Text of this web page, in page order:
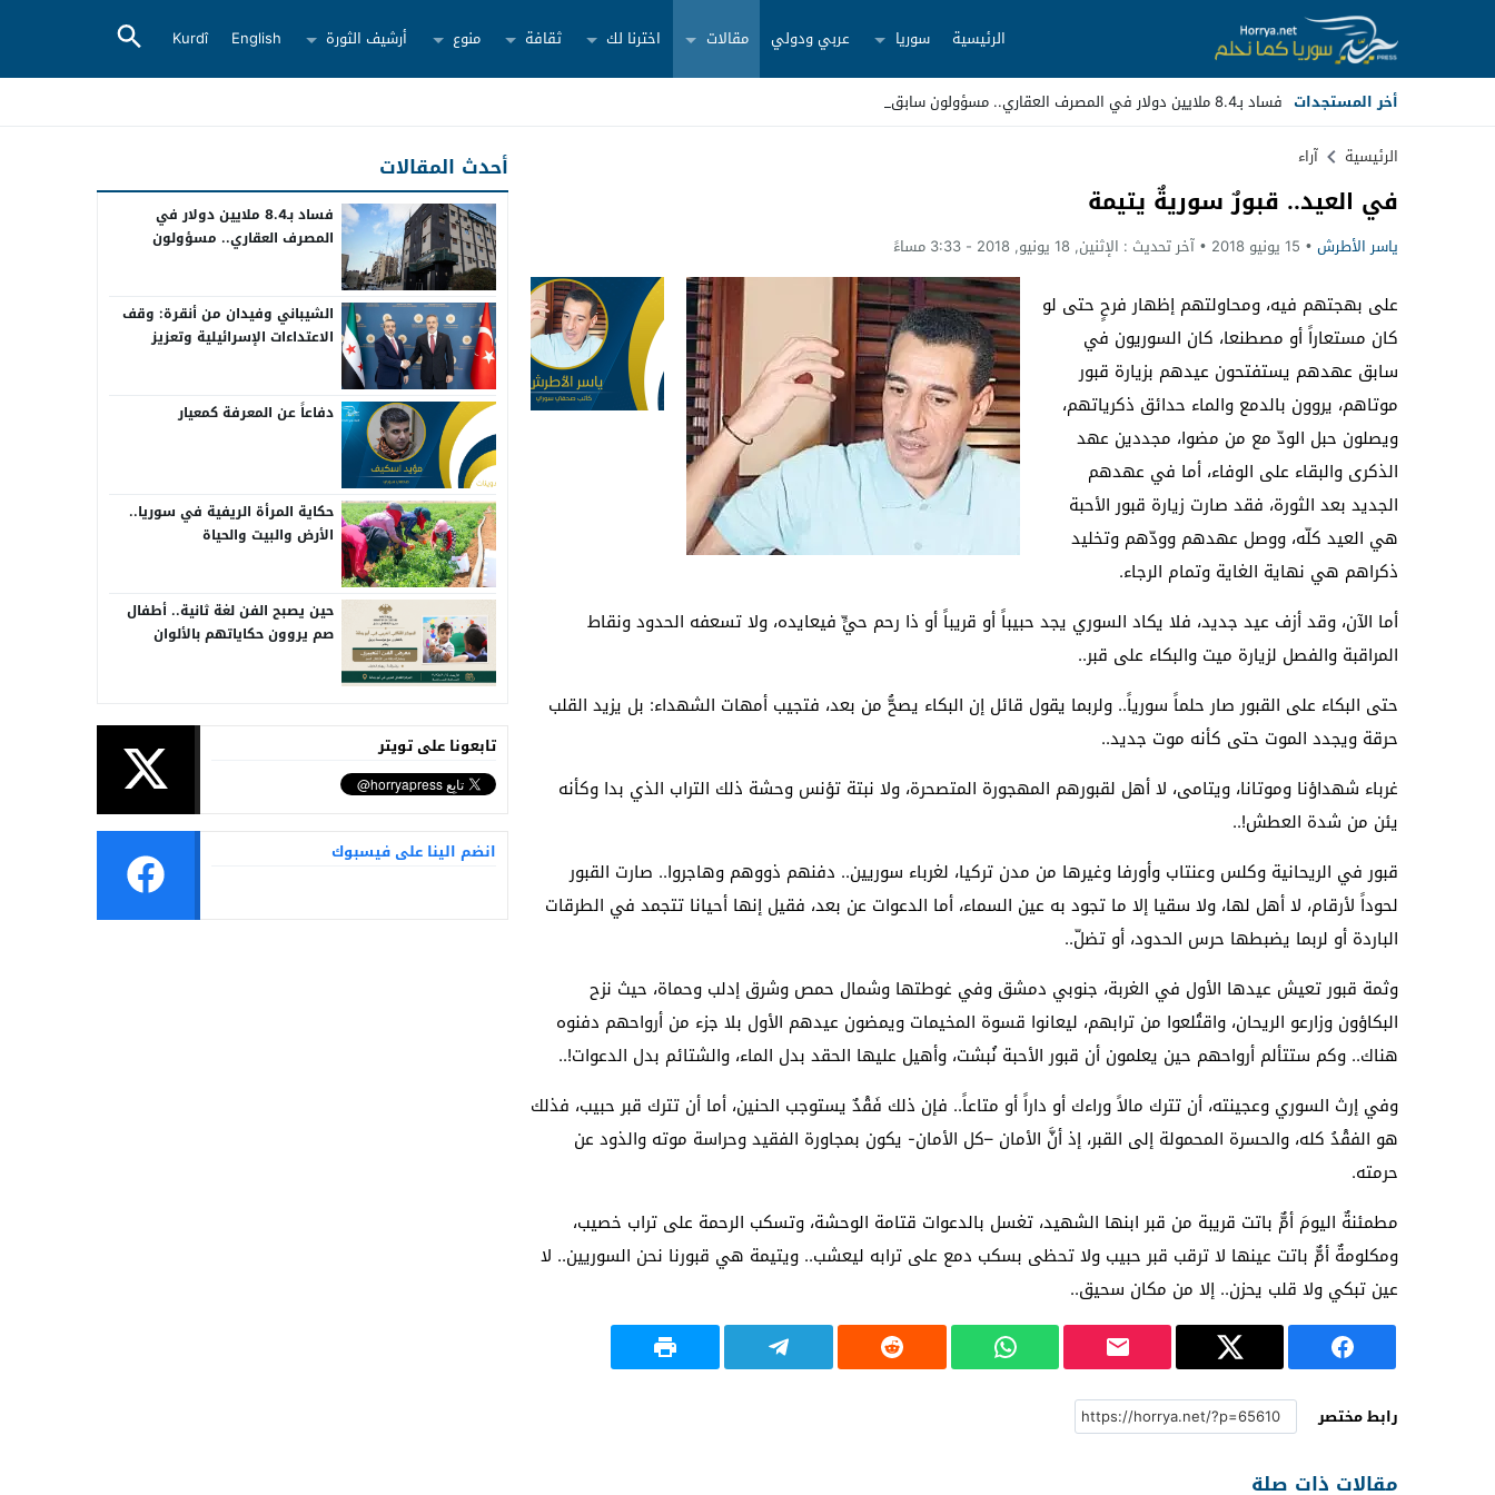
الرئيسية سوريا عربي ودولي مقالات اخترنا لك ثقافة منوع أرشيف الثورة English
Kurdî
أخر المستجدات فساد بـ8.4 ملايين دولار في المصرف العقاري.. مسؤولون سابقون _
Previous
Next
الرئيسية آراء
في العيد.. قبورٌ سوريةٌ يتيمة
ياسر الأطرش 15 يونيو 2018 آخر تحديث : الإثنين, 18 يونيو, 2018 - 3:33 مساءً
على بهجتهم فيه، ومحاولتهم إظهار فرحٍ حتى لو
كان مستعاراً أو مصطنعا، كان السوريون في
سابق عهدهم يستفتحون عيدهم بزيارة قبور
موتاهم، يروون بالدمع والماء حدائق ذكرياتهم،
ويصلون حبل الودّ مع من مضوا، مجددين عهد
الذكرى والبقاء على الوفاء، أما في عهدهم
الجديد بعد الثورة، فقد صارت زيارة قبور الأحبة
هي العيد كلّه، ووصل عهدهم وودّهم وتخليد
ذكراهم هي نهاية الغاية وتمام الرجاء.
أما الآن، وقد أزف عيد جديد، فلا يكاد السوري يجد حبيباً أو قريباً أو ذا رحم حيٍّ فيعايده، ولا تسعفه الحدود ونقاط
المراقبة والفصل لزيارة ميت والبكاء على قبر..
حتى البكاء على القبور صار حلماً سورياً.. ولربما يقول قائل إن البكاء يصحُّ من بعد، فتجيب أمهات الشهداء: بل يزيد القلب
حرقة ويجدد الموت حتى كأنه موت جديد..
غرباء شهداؤنا وموتانا، ويتامى، لا أهل لقبورهم المهجورة المتصحرة، ولا نبتة تؤنس وحشة ذلك التراب الذي بدا وكأنه
يئن من شدة العطش!..
قبور في الريحانية وكلس وعنتاب وأورفا وغيرها من مدن تركيا، لغرباء سوريين.. دفنهم ذووهم وهاجروا.. صارت القبور
لحوداً لأرقام، لا أهل لها، ولا سقيا إلا ما تجود به عين السماء، أما الدعوات عن بعد، فقيل إنها أحيانا تتجمد في الطرقات
الباردة أو لربما يضبطها حرس الحدود، أو تضلّ..
وثمة قبور تعيش عيدها الأول في الغربة، جنوبي دمشق وفي غوطتها وشمال حمص وشرق إدلب وحماة، حيث نزح
البكاؤون وزارعو الريحان، واقتُلعوا من ترابهم، ليعانوا قسوة المخيمات ويمضون عيدهم الأول بلا جزء من أرواحهم دفنوه
هناك.. وكم ستتألم أرواحهم حين يعلمون أن قبور الأحبة نُبشت، وأهيل عليها الحقد بدل الماء، والشتائم بدل الدعوات!..
وفي إرث السوري وعجينته، أن تترك مالاً وراءك أو داراً أو متاعاً.. فإن ذلك فَقْدٌ يستوجب الحنين، أما أن تترك قبر حبيب، فذلك
هو الفقْدُ كله، والحسرة المحمولة إلى القبر، إذ أنَّ الأمان –كل الأمان- يكون بمجاورة الفقيد وحراسة موته والذود عن
حرمته.
مطمئنةٌ اليومَ أمٌّ باتت قريبة من قبر ابنها الشهيد، تغسل بالدعوات قتامة الوحشة، وتسكب الرحمة على تراب خصيب،
ومكلومةٌ أمٌّ باتت عينها لا ترقب قبر حبيب ولا تحظى بسكب دمع على ترابه ليعشب.. ويتيمة هي قبورنا نحن السوريين.. لا
عين تبكي ولا قلب يحزن.. إلا من مكان سحيق..
رابط مختصر
مقالات ذات صلة
أحدث المقالات
فساد بـ8.4 ملايين دولار في
المصرف العقاري.. مسؤولون
الشيباني وفيدان من أنقرة: وقف
الاعتداءات الإسرائيلية وتعزيز
دفاعاً عن المعرفة كمعيار
حكاية المرأة الريفية في سوريا..
الأرض والبيت والحياة
حين يصبح الفن لغة ثانية.. أطفال
صم يروون حكاياتهم بالألوان
انضم الينا على فيسبوك
تابعونا على تويتر